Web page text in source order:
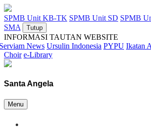
SPMB Unit KB-TK SPMB Unit SD SPMB
SMA
Tutup
INFORMASI TAUTAN WEBSITE
News Ursulin Indonesia PYPU Ikatan
Choir e-Library
Santa Angela
Menu